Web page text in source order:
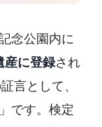
念公園内に
産に登録され
言として、
です。検定